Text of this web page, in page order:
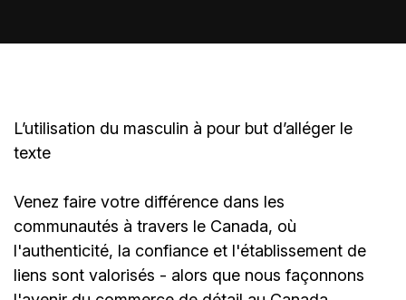
L’utilisation du masculin à pour but d’alléger le
texte
Venez faire votre différence dans les
communautés à travers le Canada, où
l'authenticité, la confiance et l'établissement de
liens sont valorisés - alors que nous façonnons